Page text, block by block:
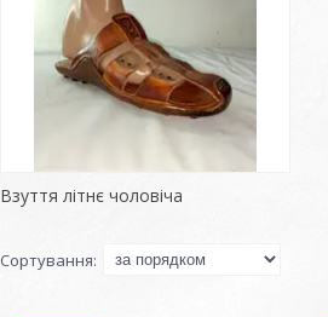
Взуття літнє чоловіча